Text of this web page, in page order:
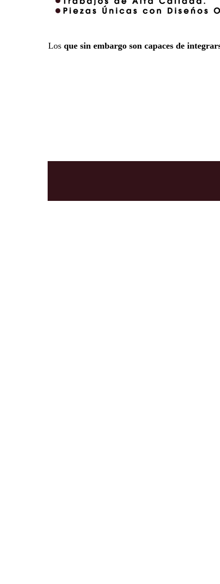
Los que sin embargo son capaces de